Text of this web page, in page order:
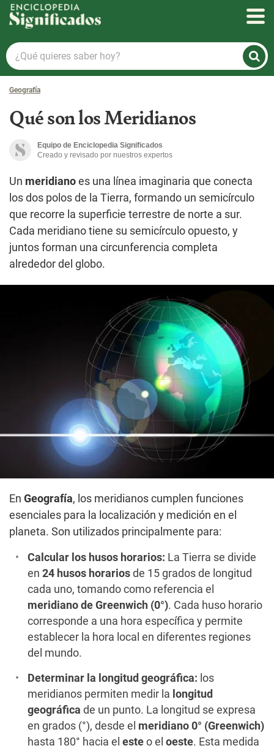
Enciclopedia Significados
¿Qué
quieres
saber
hoy?
Geografía
Qué son los Meridianos
Equipo de Enciclopedia Significados
Creado y revisado por nuestros expertos
Un meridiano es una línea imaginaria que conecta
los dos polos de la Tierra, formando un semicírculo
que recorre la superficie terrestre de norte a sur.
Cada meridiano tiene su semicírculo opuesto, y
juntos forman una circunferencia completa
alrededor del globo.
En Geografía, los meridianos cumplen funciones
esenciales para la localización y medición en el
planeta. Son utilizados principalmente para:
Calcular los husos horarios: La Tierra se divide
en 24 husos horarios de 15 grados de longitud
cada uno, tomando como referencia el
meridiano de Greenwich (0°). Cada huso horario
corresponde a una hora específica y permite
establecer la hora local en diferentes regiones
del mundo.
Determinar la longitud geográfica: los
meridianos permiten medir la longitud
geográfica de un punto. La longitud se expresa
en grados (°), desde el meridiano 0° (Greenwich)
hasta 180° hacia el este o el oeste. Esta medida